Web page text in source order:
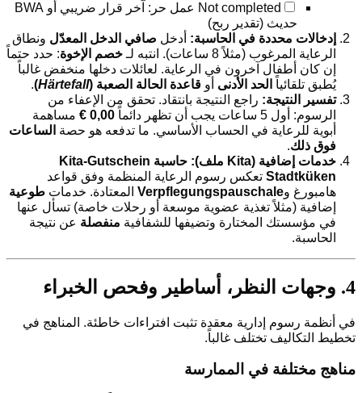
Not completed
عمل حر: آخر قرار ضريبي أو BWA
حديث (تقدير ربح)
إدخالات محددة في الحاسبة: أدخل صافي الدخل المعدّل ونطاق
الرعاية المرغوب (مثلاً 8 ساعات). انتبه لـ
خصم الإخوة: حدد حتماً
إن كان أطفال آخرون في الرعاية. لعائلات دخلها منخفض غالباً
يُطبق تلقائياً الحد الأدنى أو قاعدة الحالة الصعبة (Härtefall
)
.
تفسير النتيجة: راجع النتيجة بانتقاد. تحقق من الإعفاء من
الرسوم: أول 5 ساعات يجب أن تظهر دائماً
0,00 €
مساهمة
أبوية للرعاية في الحساب الأساسي. ما تدفعه هو حصة الساعات
فوق ذلك.
خدمات إضافية (Kita ملف):
حاسبة Kita-Gutschein
Stadtküken تعكس رسوم الرعاية المنظمة وفق قواعد
هامبورغ وVerpflegungspauschale المعتادة. خدمات طوعية
إضافية (مثلاً تغذية عضوية موسعة أو رحلات خاصة) تسأل عنها
في مؤسستك المختارة وتضيفها للشفافية منفصلة عن نتيجة
الحاسبة.
4. وجهات النظر، أساطير وفحص الخبراء
في أنظمة رسوم إدارية معقدة تثبت افتراءات خاطئة. المناهج في
تخطيط التكاليف تختلف غالباً.
مناهج مختلفة في الممارسة